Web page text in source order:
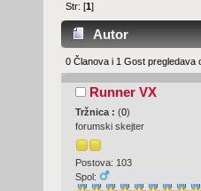
Str: [1]
Autor
0 Članova i 1 Gost pregledava
Runner VX
Tržnica : (0)
forumski skejter
Postova: 103
Spol: